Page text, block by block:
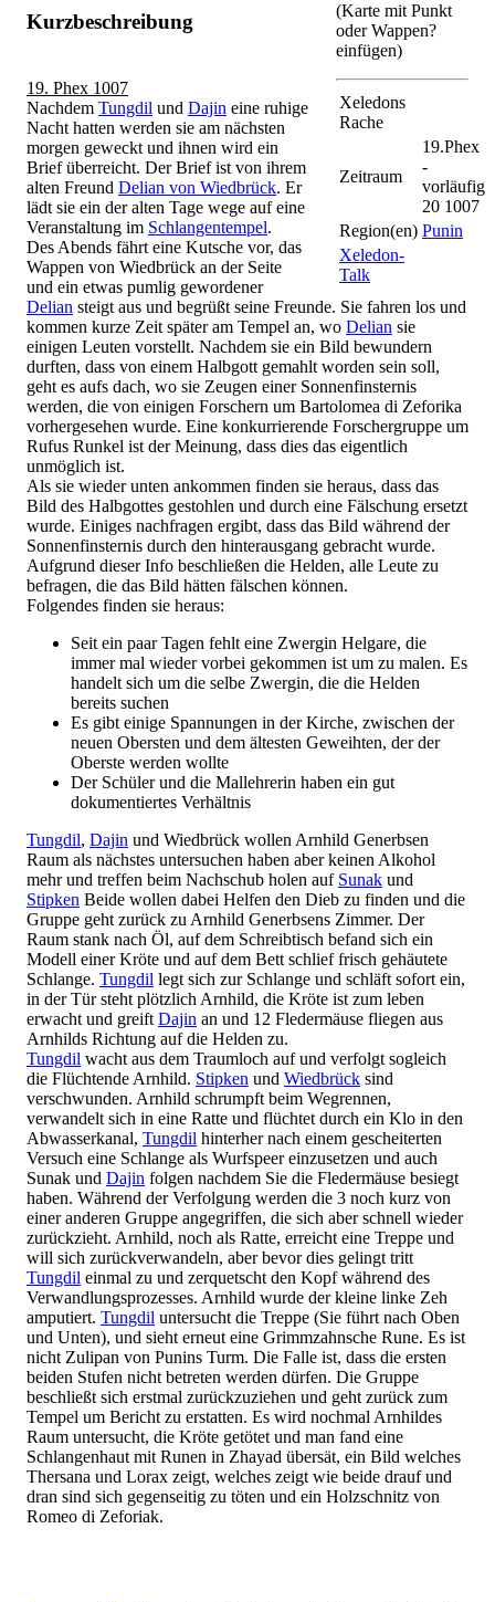
(Karte mit Punkt
oder Wappen?
einfügen)
Xeledons
Rache
Zeitraum
19.Phex
-
vorläufig
20 1007
Region(en) Punin
Xeledon-
Talk
Kurzbeschreibung
19. Phex 1007
Nachdem Tungdil und Dajin eine ruhige
Nacht hatten werden sie am nächsten
morgen geweckt und ihnen wird ein
Brief überreicht. Der Brief ist von ihrem
alten Freund Delian von Wiedbrück. Er
lädt sie ein der alten Tage wege auf eine
Veranstaltung im Schlangentempel.
Des Abends fährt eine Kutsche vor, das
Wappen von Wiedbrück an der Seite
und ein etwas pumlig gewordener
Delian steigt aus und begrüßt seine Freunde. Sie fahren los und
kommen kurze Zeit später am Tempel an, wo Delian sie
einigen Leuten vorstellt. Nachdem sie ein Bild bewundern
durften, dass von einem Halbgott gemahlt worden sein soll,
geht es aufs dach, wo sie Zeugen einer Sonnenfinsternis
werden, die von einigen Forschern um Bartolomea di Zeforika
vorhergesehen wurde. Eine konkurrierende Forschergruppe um
Rufus Runkel ist der Meinung, dass dies das eigentlich
unmöglich ist.
Als sie wieder unten ankommen finden sie heraus, dass das
Bild des Halbgottes gestohlen und durch eine Fälschung ersetzt
wurde. Einiges nachfragen ergibt, dass das Bild während der
Sonnenfinsternis durch den hinterausgang gebracht wurde.
Aufgrund dieser Info beschließen die Helden, alle Leute zu
befragen, die das Bild hätten fälschen können.
Folgendes finden sie heraus:
Seit ein paar Tagen fehlt eine Zwergin Helgare, die
immer mal wieder vorbei gekommen ist um zu malen. Es
handelt sich um die selbe Zwergin, die die Helden
bereits suchen
Es gibt einige Spannungen in der Kirche, zwischen der
neuen Obersten und dem ältesten Geweihten, der der
Oberste werden wollte
Der Schüler und die Mallehrerin haben ein gut
dokumentiertes Verhältnis
Tungdil, Dajin und Wiedbrück wollen Arnhild Generbsen
Raum als nächstes untersuchen haben aber keinen Alkohol
mehr und treffen beim Nachschub holen auf Sunak und
Stipken Beide wollen dabei Helfen den Dieb zu finden und die
Gruppe geht zurück zu Arnhild Generbsens Zimmer. Der
Raum stank nach Öl, auf dem Schreibtisch befand sich ein
Modell einer Kröte und auf dem Bett schlief frisch gehäutete
Schlange. Tungdil legt sich zur Schlange und schläft sofort ein,
in der Tür steht plötzlich Arnhild, die Kröte ist zum leben
erwacht und greift Dajin an und 12 Fledermäuse fliegen aus
Arnhilds Richtung auf die Helden zu.
Tungdil wacht aus dem Traumloch auf und verfolgt sogleich
die Flüchtende Arnhild. Stipken und Wiedbrück sind
verschwunden. Arnhild schrumpft beim Wegrennen,
verwandelt sich in eine Ratte und flüchtet durch ein Klo in den
Abwasserkanal, Tungdil hinterher nach einem gescheiterten
Versuch eine Schlange als Wurfspeer einzusetzen und auch
Sunak und Dajin folgen nachdem Sie die Fledermäuse besiegt
haben. Während der Verfolgung werden die 3 noch kurz von
einer anderen Gruppe angegriffen, die sich aber schnell wieder
zurückzieht. Arnhild, noch als Ratte, erreicht eine Treppe und
will sich zurückverwandeln, aber bevor dies gelingt tritt
Tungdil einmal zu und zerquetscht den Kopf während des
Verwandlungsprozesses. Arnhild wurde der kleine linke Zeh
amputiert. Tungdil untersucht die Treppe (Sie führt nach Oben
und Unten), und sieht erneut eine Grimmzahnsche Rune. Es ist
nicht Zulipan von Punins Turm. Die Falle ist, dass die ersten
beiden Stufen nicht betreten werden dürfen. Die Gruppe
beschließt sich erstmal zurückzuziehen und geht zurück zum
Tempel um Bericht zu erstatten. Es wird nochmal Arnhildes
Raum untersucht, die Kröte getötet und man fand eine
Schlangenhaut mit Runen in Zhayad übersät, ein Bild welches
Thersana und Lorax zeigt, welches zeigt wie beide drauf und
dran sind sich gegenseitig zu töten und ein Holzschnitz von
Romeo di Zeforiak.